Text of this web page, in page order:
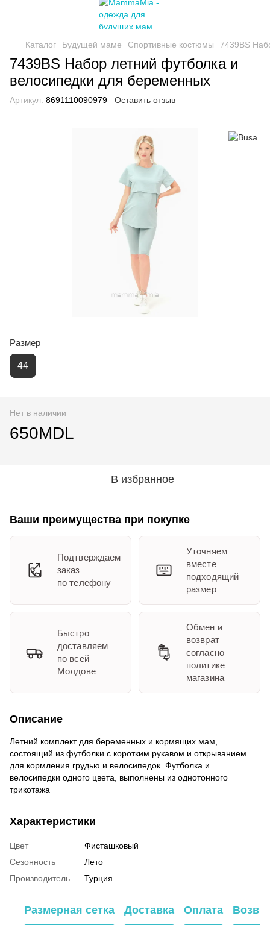
Каталог Будущей маме Спортивные костюмы 7439BS
7439BS Набор летний футболка и
велосипедки для беременных
Артикул: 8691110090979 Оставить отзыв
Размер
44
Нет в наличии
650MDL
В избранное
Ваши преимущества при покупке
Подтверждаем
заказ
по телефону
Уточняем
вместе
подходящий
размер
Быстро
доставляем
по всей
Молдове
Обмен и
возврат
согласно
политике
магазина
Описание
Летний комплект для беременных и кормящих мам,
состоящий из футболки с коротким рукавом и открыванием
для кормления грудью и велосипедок. Футболка и
велосипедки одного цвета, выполнены из однотонного
трикотажа
Характеристики
Цвет
Фисташковый
Сезонность
Лето
Производитель
Турция
Размерная сетка Доставка Оплата